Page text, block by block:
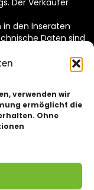
verwenden wir
ermöglicht die
Ohne
den Inseraten
Daten sind
Toleranzen
Dekoration